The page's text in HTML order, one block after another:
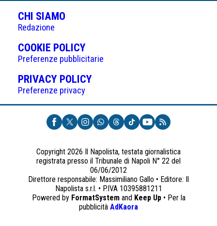
CHI SIAMO
Redazione
COOKIE POLICY(APRE
IN
UNA
NUOVA
Preferenze pubblicitarie
PRIVACY POLICY(APRE
UNA
NUOVA
SCHEDA)
Preferenze privacy
Copyright 2026 Il Napolista, testata giornalistica
registrata presso il Tribunale di Napoli N° 22 del
06/06/2012
Direttore responsabile: Massimiliano Gallo • Editore: Il
Napolista s.r.l. • P.IVA 10395881211
Powered by FormatSystemand Keep Up• Per la
pubblicità AdKaora